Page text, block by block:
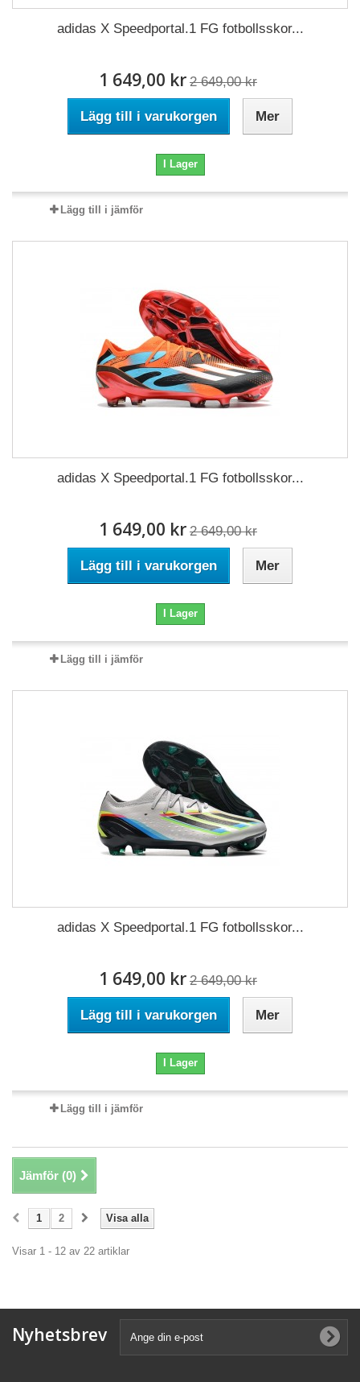
adidas X Speedportal.1 FG fotbollsskor...
1 649,00 kr 2 649,00 kr
Lägg till i varukorgen Mer
I Lager
Lägg till i jämför
adidas X Speedportal.1 FG fotbollsskor...
1 649,00 kr 2 649,00 kr
Lägg till i varukorgen Mer
I Lager
Lägg till i jämför
adidas X Speedportal.1 FG fotbollsskor...
1 649,00 kr 2 649,00 kr
Lägg till i varukorgen Mer
I Lager
Lägg till i jämför
Jämför (0)
Visa alla
1 2
Visar 1 - 12 av 22 artiklar
Nyhetsbrev